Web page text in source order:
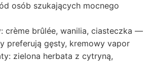
osób szukających mocnego
crème brûlée, wanilia, ciasteczka —
preferują gęsty, kremowy vapor
zielona herbata z cytryną,